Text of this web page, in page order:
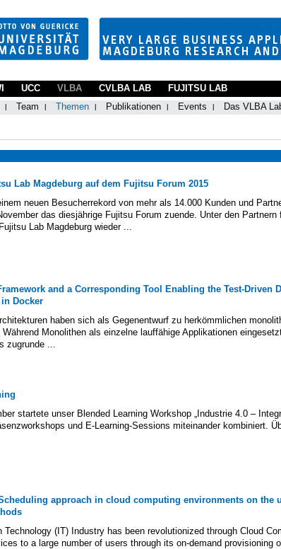
UCC
VLBA
Team Themen Publikationen Events Das VLBA
CVLBA LAB FUJITSU LAB
Lab Magdeburg auf dem Fujitsu Forum 2015
neuen Besucherrekord von mehr als 14.000 Kunden und
das diesjährige Fujitsu Forum zuende. Unter den
Lab Magdeburg wieder ...
and a Corresponding Tool Enabling the Test-Driven
Docker
haben sich als Gegenentwurf zu herkömmlichen
Während Monolithen als einzelne lauffähige Applikationen
zugrunde ...
startete unser Blended Learning Workshop „Industrie 4.0 –
und E-Learning-Sessions miteinander kombiniert.
approach in cloud computing environments on the
Technology (IT) Industry has been revolutionized through Cloud
to a large number of users through its on-demand provisioning